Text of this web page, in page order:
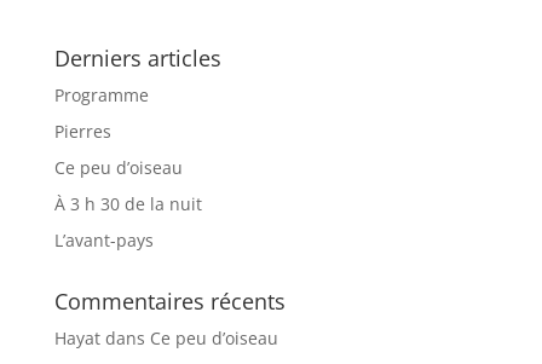
Derniers articles
Programme
Pierres
Ce peu d’oiseau
À 3 h 30 de la nuit
L’avant-pays
Commentaires récents
Hayatdans Ce peu d’oiseau